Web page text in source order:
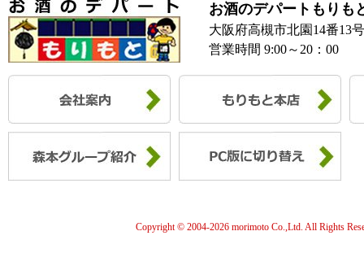
お酒のデパートもりも
大阪府高槻市北園14番13
営業時間 9:00～20：00
Copyright © 2004-2026 morimoto Co.,Ltd. All Rights